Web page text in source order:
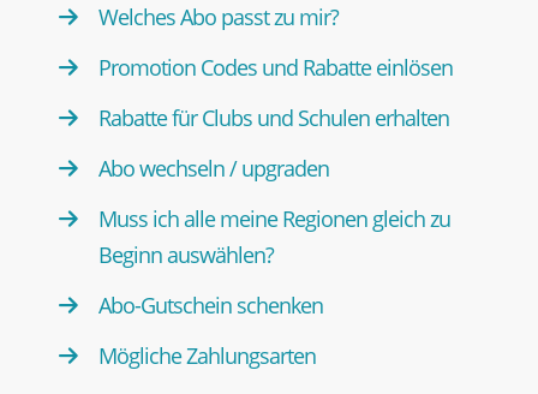
Welches Abo passt zu mir?
Promotion Codes und Rabatte einlösen
Rabatte für Clubs und Schulen erhalten
Abo wechseln / upgraden
Muss ich alle meine Regionen gleich zu
Beginn auswählen?
Abo-Gutschein schenken
Mögliche Zahlungsarten